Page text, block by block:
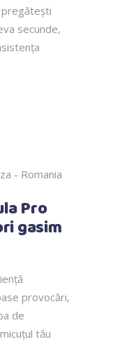
secunde,
- Romania
Pro
gasim
provocări,
de
tău